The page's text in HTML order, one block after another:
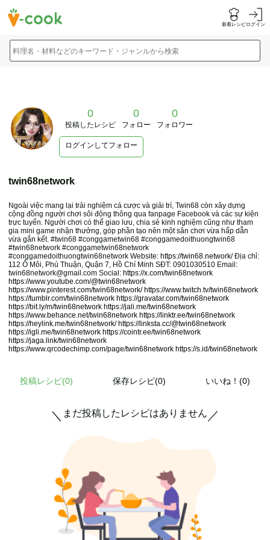
新着レシピログイン
料理名・材料などのキーワード・ジャンルから検索
0
投稿したレシピ
0
フォロー
0
フォロワー
ログインしてフォロー
twin68network
Ngoài việc mang lại trải nghiệm cá cược và giải trí, Twin68 còn xây dựng
cộng đồng người chơi sôi động thông qua fanpage Facebook và các sự kiện
trực tuyến. Người chơi có thể giao lưu, chia sẻ kinh nghiệm cũng như tham
gia mini game nhận thưởng, góp phần tạo nên một sân chơi vừa hấp dẫn
vừa gắn kết. #twin68 #conggametwin68 #conggamedoithuongtwin68
#twin68network #conggametwin68network
#conggamedoithuongtwin68network Website: https://twin68.network/Địa chỉ:
112 Ô Môi, Phú Thuận, Quận 7, Hồ Chí Minh SĐT: 0901030510 Email:
twin68network@gmail.com Social: https://x.com/twin68network
https://www.youtube.com/@twin68network
https://www.pinterest.com/twin68network/ https://www.twitch.tv/twin68network
https://tumblr.com/twin68network https://gravatar.com/twin68network
https://bit.ly/m/twin68network https://jali.me/twin68network
https://www.behance.net/twin68network https://linktr.ee/twin68network
https://heylink.me/twin68network/ https://linksta.cc/@twin68network
https://igli.me/twin68network https://cointr.ee/twin68network
https://jaga.link/twin68network
https://www.qrcodechimp.com/page/twin68network https://s.id/twin68network
投稿レシピ(0) 保存レシピ(0) いいね！(0)
＼ まだ投稿したレシピはありません ／